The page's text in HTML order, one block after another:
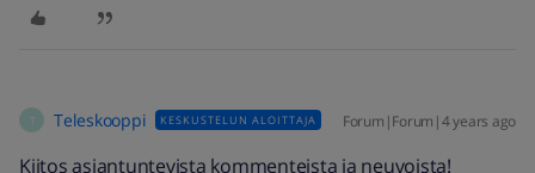
Teleskooppi KESKUSTELUN ALOITTAJA Forum|Forum|4 years ago
Kiitos asiantuntevista kommenteista ja neuvoista!